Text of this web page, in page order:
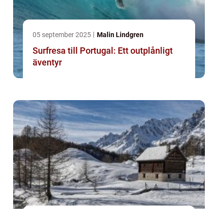
05 september 2025 Malin Lindgren
Surfresa till Portugal: Ett outplånligt
äventyr